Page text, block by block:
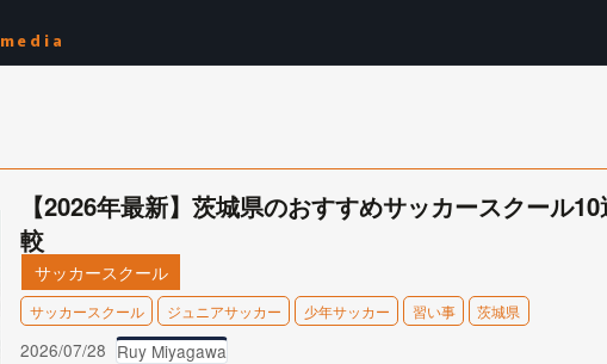
media
【2026年最新】茨城県のおすすめサッカースクール
較
サッカースクール
サッカースクール ジュニアサッカー 少年サッカー 習い事 茨城県
2026/07/28 Ruy Miyagawa